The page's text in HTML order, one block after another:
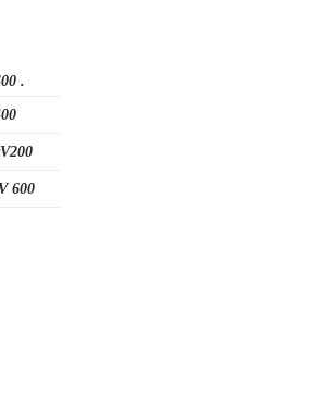
.
600